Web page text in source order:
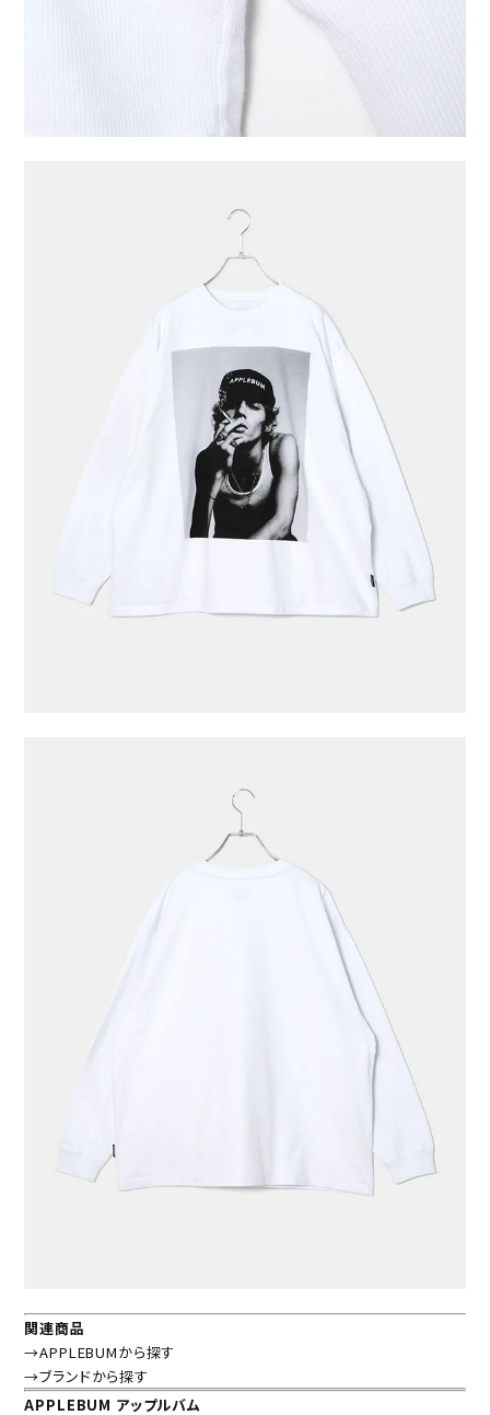
関連商品
→APPLEBUMから探す
→ブランドから探す
APPLEBUM アップルバム